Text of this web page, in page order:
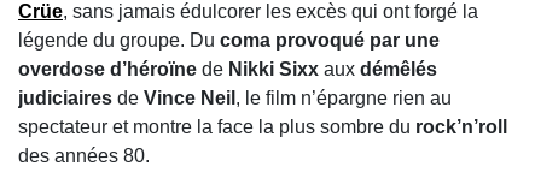
Crüe, sans jamais édulcorer les excès qui ont forgé la
légende du groupe. Du coma provoqué par une
overdose d’héroïne de Nikki Sixx aux démêlés
judiciaires de Vince Neil , le film n’épargne rien au
spectateur et montre la face la plus sombre du rock’n’roll
des années 80.